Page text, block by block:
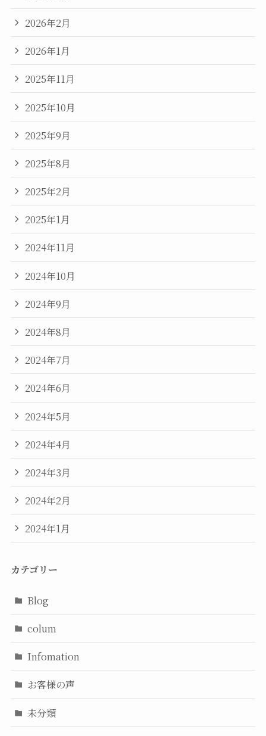
2026年2月
2026年1月
2025年11月
2025年10月
2025年9月
2025年8月
2025年2月
2025年1月
2024年11月
2024年10月
2024年9月
2024年8月
2024年7月
2024年6月
2024年5月
2024年4月
2024年3月
2024年2月
2024年1月
カテゴリー
Blog
colum
Infomation
お客様の声
未分類